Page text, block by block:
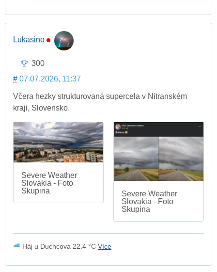
Lukasino
300
# 07.07.2026, 11:37
Včera hezky strukturovaná supercela v Nitranském
kraji, Slovensko.
Severe Weather
Slovakia - Foto
Skupina
Severe Weather
Slovakia - Foto
Skupina
Háj u Duchcova 22.4 °C Více